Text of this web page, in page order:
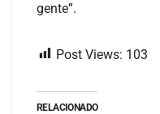
gente”.
Post Views: 103
RELACIONADO